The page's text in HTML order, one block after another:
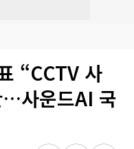
“CCTV 사
…사운드AI 국